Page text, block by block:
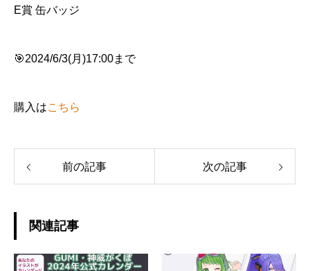
E賞 缶バッジ
🎯2024/6/3(月)17:00まで
購入はこちら
前の記事 次の記事
関連記事